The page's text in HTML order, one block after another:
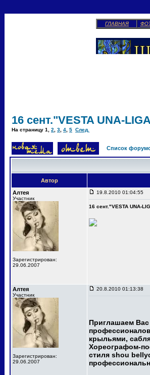
ГЛАВНАЯ
16 сент."VESTA UNA-
На страницу 1 2 3 4 5 След.
Список
Автор
Алтея
Участник
Зарегистрирован:
29.06.2007
19.8.2010 01:04:55
16 сент."VESTA UNA-
Алтея
Участник
Зарегистрирован:
29.06.2007
20.8.2010 01:13:38
Приглашаем Вас
крыльями,
Хореографом-
стиля shou